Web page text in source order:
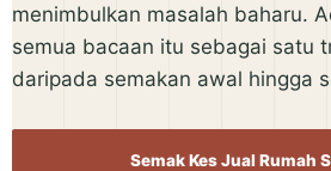
menimbulkan masalah baharu.
semua bacaan itu sebagai satu
daripada semakan awal hingga
Semak Kes Jual Rumah